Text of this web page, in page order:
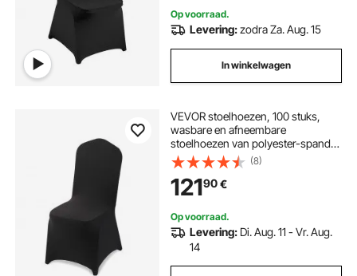
Op voorraad.
Levering:zodra Za. Aug. 15
In winkelwagen
VEVOR stoelhoezen, 100 stuks,
wasbare en afneembare
stoelhoezen van polyester-spandex
voor bruiloften, diners, banketten
en restaurants, geschikt voor
stoelen (51 x 45 x 95 cm), zwart
(8)
12190€
Op voorraad.
Levering: Di. Aug. 11 - Vr. Aug.
14